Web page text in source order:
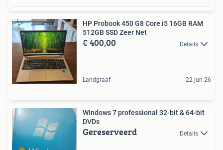
HP Probook 450 G8 Core i5 16GB RAM
512GB SSD Zeer Net
€ 400,00 Details
Landgraaf 22 jun 26
Windows 7 professional 32-bit & 64-bit
DVDs
Gereserveerd Details